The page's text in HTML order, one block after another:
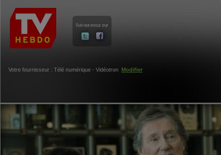
Votre fournisseur : Télé numérique - Vidéotron Modifier